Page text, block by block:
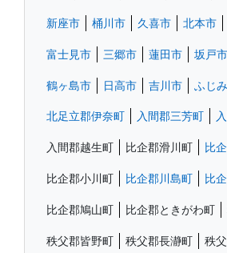
新座市 桶川市 久喜市 北本市
富士見市 三郷市 蓮田市 坂戸市
鶴ヶ島市 日高市 吉川市 ふじ
北足立郡伊奈町 入間郡三芳町
入間郡越生町 比企郡滑川町 比
比企郡小川町 比企郡川島町 比
比企郡鳩山町 比企郡ときがわ町
秩父郡皆野町 秩父郡長瀞町 秩